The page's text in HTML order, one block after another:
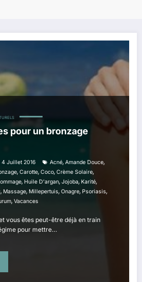
pour un bronzage
4 Juillet 2016 Acné, Amande Douce,
, Carotte, Coco, Crème Solaire,
, Huile D'argan, Jojoba, Karité,
, Massage, Millepertuis, Onagre, Psoriasis,
, Vacances
vous êtes peut-être déjà en train
pour mettre…